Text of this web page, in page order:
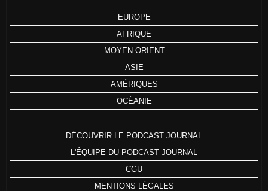
EUROPE
AFRIQUE
MOYEN ORIENT
ASIE
AMÉRIQUES
OCÉANIE
DÉCOUVRIR LE PODCAST JOURNAL
L'ÉQUIPE DU PODCAST JOURNAL
CGU
MENTIONS LÉGALES